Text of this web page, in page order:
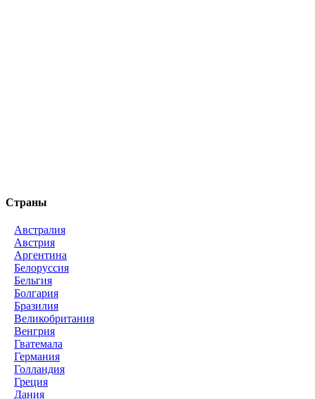
Страны
Австралия
Австрия
Аргентина
Белоруссия
Бельгия
Болгария
Бразилия
Великобритания
Венгрия
Гватемала
Германия
Голландия
Греция
Дания